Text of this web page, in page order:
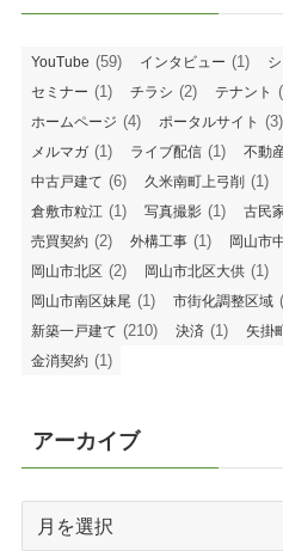
YouTube (59) インタビュー (1)
セミナー (1) チラシ (2) テナント
ホームページ (4) ポータルサイト (3)
メルマガ (1) ライブ配信 (1) 不動
中古戸建て (6) 久米南町上弓削 (1)
倉敷市粒江 (1) 写真撮影 (1) 古民
売買契約 (2) 外構工事 (1) 岡山市
岡山市北区 (2) 岡山市北区大供 (1)
岡山市南区妹尾 (1) 市街化調整区域
新築一戸建て (210) 決済 (1) 矢掛
金消契約 (1)
アーカイブ